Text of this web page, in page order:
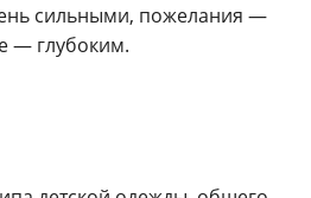
сильными, пожелания —
— глубоким.